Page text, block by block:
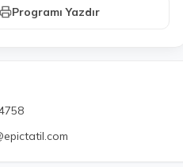
Programı Yazdır